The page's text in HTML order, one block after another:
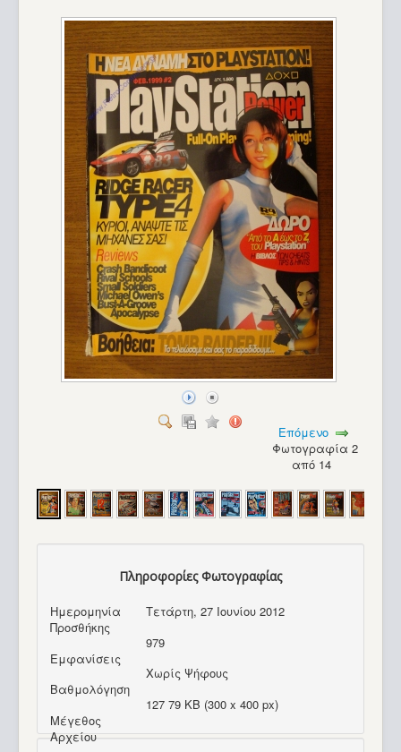
Επόμενο
Φωτογραφία 2
από 14
Πληροφορίες Φωτογραφίας
Ημερομηνία
Προσθήκης
Τετάρτη, 27 Ιουνίου 2012
Εμφανίσεις
979
Βαθμολόγηση
Χωρίς Ψήφους
Μέγεθος
Αρχείου
127 79 KB (300 x 400 px)